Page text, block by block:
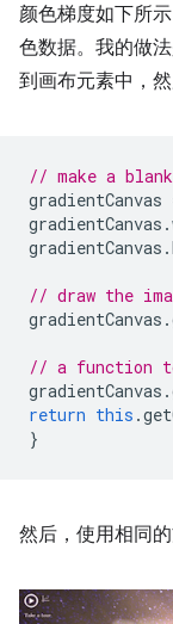
颜色梯度如下所
色数据。我的做
到画布元素中，
// make a
gradientCanvas
gradientCanvas .
gradientCanvas .
// draw the
gradientCanvas .
// a function
gradientCanvas .
return this .
}
然后，使用相同